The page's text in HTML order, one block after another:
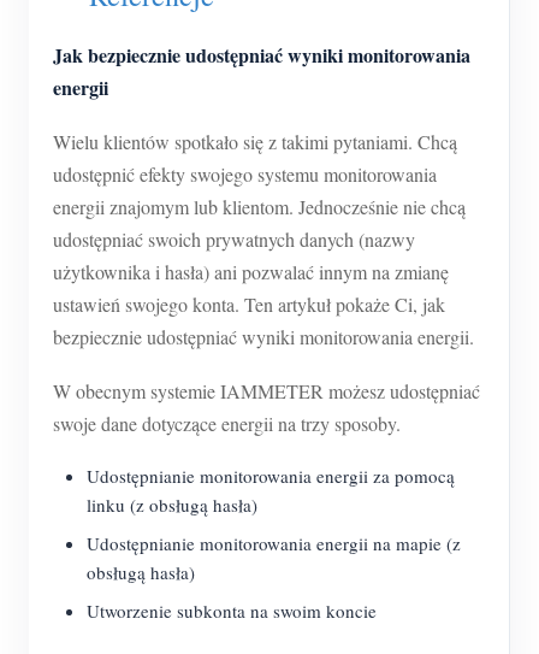
Forum
Eksploruj stronę
Ranking PV
O nas
Jak bezpiecznie udostępniać wyniki monitorowania
energii
Wielu klientów spotkało się z takimi pytaniami. Chcą
udostępnić efekty swojego systemu monitorowania
energii znajomym lub klientom. Jednocześnie nie chcą
udostępniać swoich prywatnych danych (nazwy
użytkownika i hasła) ani pozwalać innym na zmianę
ustawień swojego konta. Ten artykuł pokaże Ci, jak
bezpiecznie udostępniać wyniki monitorowania energii.
W obecnym systemie IAMMETER możesz udostępniać
swoje dane dotyczące energii na trzy sposoby.
Udostępnianie monitorowania energii za pomocą
linku (z obsługą hasła)
Udostępnianie monitorowania energii na mapie (z
obsługą hasła)
Utworzenie subkonta na swoim koncie